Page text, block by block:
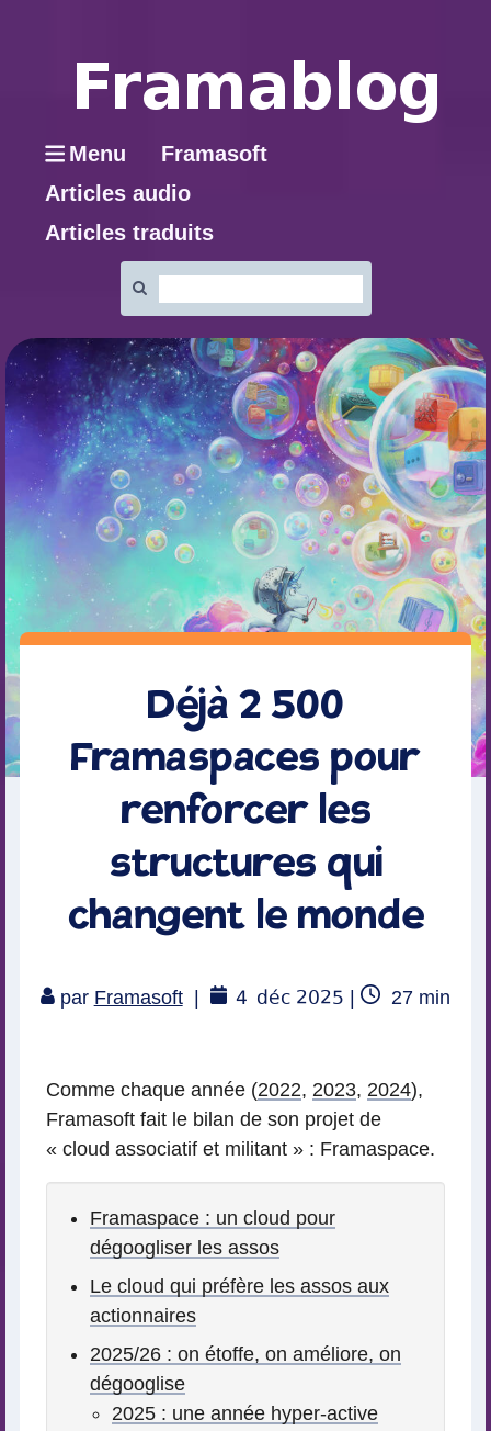
Menu
Framasoft
Articles audio
Articles traduits
:
Déjà 2 500
Framaspaces pour
renforcer les
structures qui
changent le monde
par Framasoft 4 déc 2025 |
Temps
27 min
Comme chaque année (2022, 2023, 2024),
Framasoft fait le bilan de son projet de
« cloud associatif et militant » : Framaspace.
Framaspace : un cloud pour
dégoogliser les assos
Le cloud qui préfère les assos aux
actionnaires
2025/26 : on étoffe, on améliore, on
dégooglise
2025 : une année hyper-active